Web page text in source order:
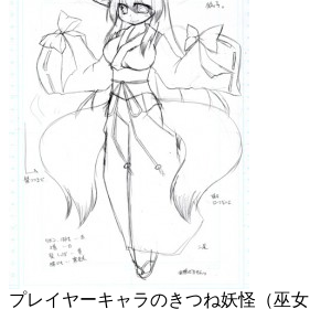
プレイヤーキャラのきつね妖怪（巫女